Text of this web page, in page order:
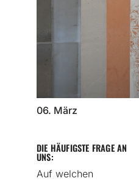
06. März
DIE HÄUFIGSTE FRAGE AN
UNS:
Auf welchen